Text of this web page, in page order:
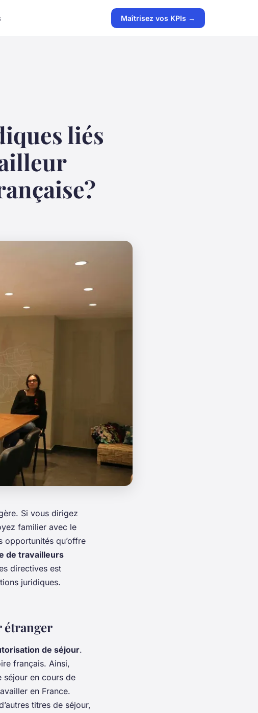
Maîtrisez vos KPIs →
liés
Si vous dirigez
familier avec le
opportunités qu’offre
de travailleurs
directives est
juridiques.
étranger
de séjour.
français. Ainsi,
séjour en cours de
en France.
titres de séjour,